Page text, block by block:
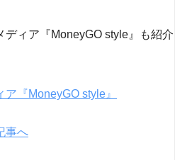
ィア『MoneyGO style』も紹介
『MoneyGO style』
事へ